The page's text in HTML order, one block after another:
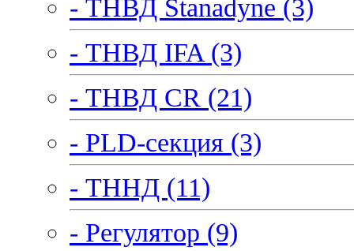
- ТНВД Stanadyne (3)
- ТНВД IFA (3)
- ТНВД CR (21)
- PLD-секция (3)
- ТННД (11)
- Регулятор (9)